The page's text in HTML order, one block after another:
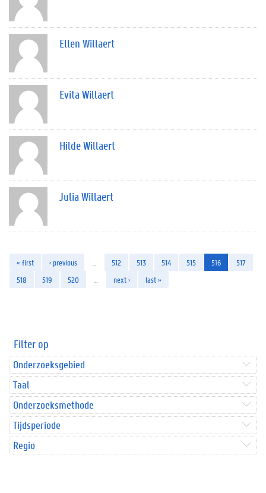
Ellen Willaert
Evita Willaert
Hilde Willaert
Julia Willaert
« first ‹ previous 512 513 514 515 516
517
518
519 520 next › last »
Filter op
Onderzoeksgebied
Taal
Onderzoeksmethode
Tijdsperiode
Regio